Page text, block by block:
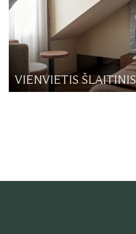
VIENVIETIS ŠLAITINIS